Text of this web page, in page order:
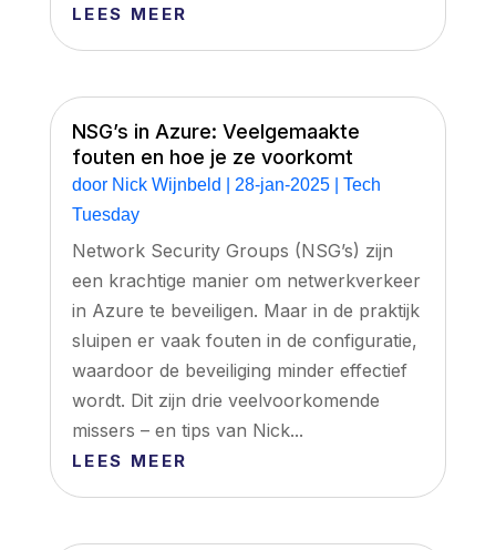
LEES MEER
NSG’s in Azure: Veelgemaakte
fouten en hoe je ze voorkomt
door Nick Wijnbeld 28-jan-2025| Tech
Tuesday
Network Security Groups (NSG’s) zijn
een krachtige manier om netwerkverkeer
in Azure te beveiligen. Maar in de praktijk
sluipen er vaak fouten in de configuratie,
waardoor de beveiliging minder effectief
wordt. Dit zijn drie veelvoorkomende
missers – en tips van Nick...
LEES MEER